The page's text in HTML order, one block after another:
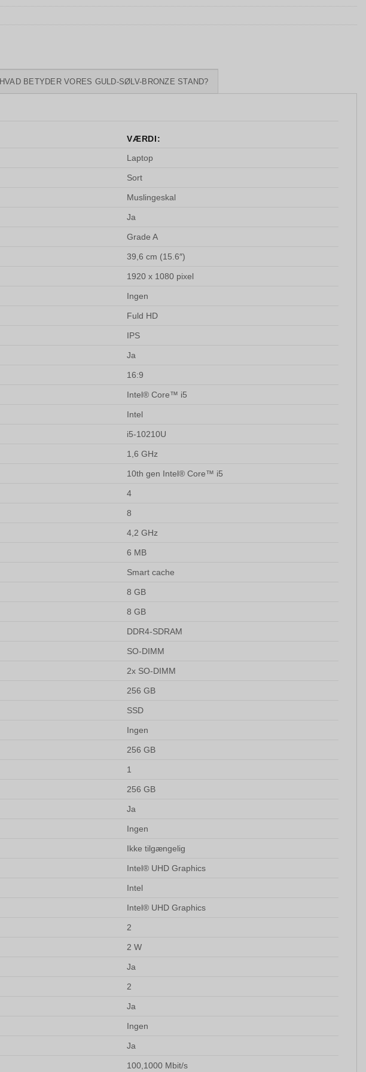
HVAD BETYDER VORES GULD-SØLV-BRONZE STAND?
VÆRDI:
Laptop
Sort
Muslingeskal
Ja
Grade A
39,6 cm (15.6″)
1920 x 1080 pixel
Ingen
Fuld HD
IPS
Ja
16:9
Intel® Core™ i5
Intel
i5-10210U
1,6 GHz
10th gen Intel® Core™ i5
4
8
4,2 GHz
6 MB
Smart cache
8 GB
8 GB
DDR4-SDRAM
SO-DIMM
2x SO-DIMM
256 GB
SSD
Ingen
256 GB
1
256 GB
Ja
Ingen
Ikke tilgængelig
Intel® UHD Graphics
Intel
Intel® UHD Graphics
2
2 W
Ja
2
Ja
Ingen
Ja
100,1000 Mbit/s